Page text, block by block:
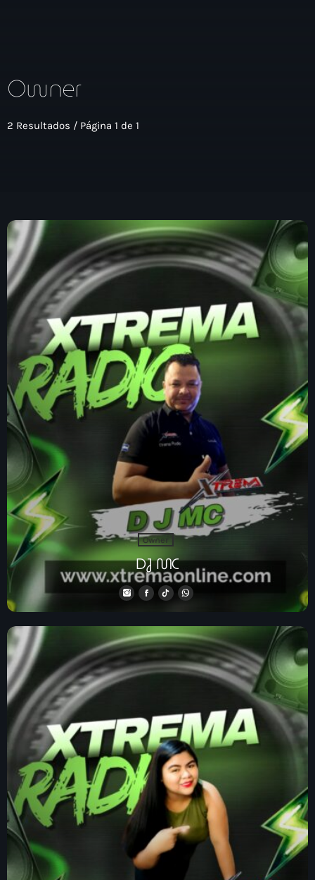
INICIO
PROGRAMAS
TEAM
CONTACTO
INICIO
PROGRAMAS
TEAM
CONTACTO
Now playing
Programación
SABADOS – La Hora de los Tigres del
norte
4:00 pm - 5:00 pm
Owner
2 Resultados / Página 1 de 1
Owner
DJ MC